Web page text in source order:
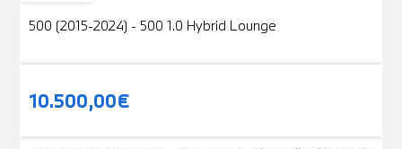
500 (2015-2024) - 500 1.0 Hybrid Lounge
10.500,00€